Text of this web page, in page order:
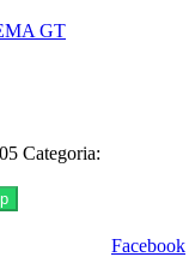
GT
Categoria:
Facebook